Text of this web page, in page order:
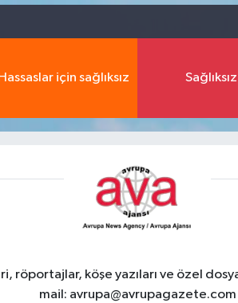
Hassaslar için sağlıksız Sağlıksız
röportajlar, köşe yazıları ve özel
mail: avrupa@avrupagazete.com